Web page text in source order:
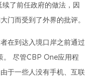
了前任政府的做法，因
门而受到了外界的批评。
在到达入境口岸之前通过
。 尽管CBP One应用程
于一些人没有手机、互联